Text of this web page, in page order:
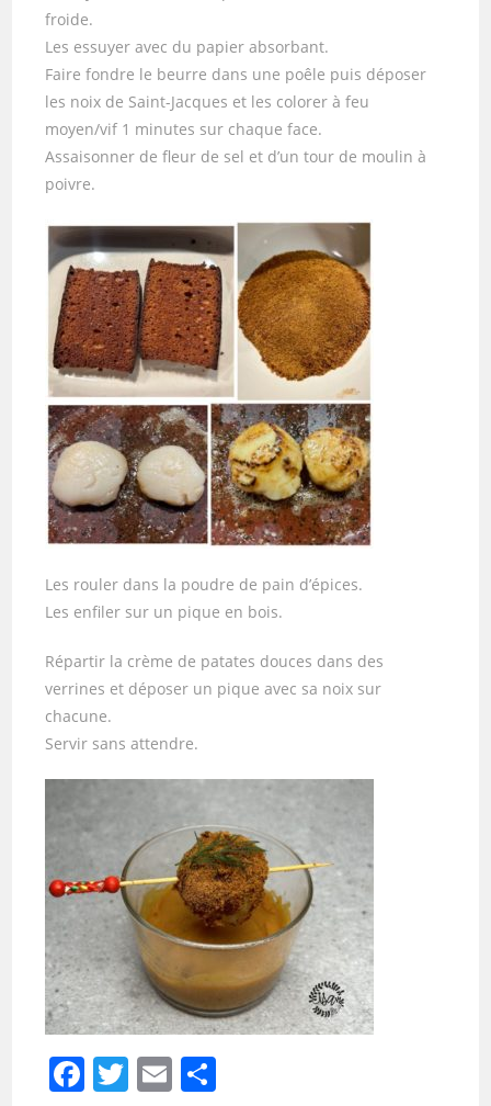
froide.
Les essuyer avec du papier absorbant.
Faire fondre le beurre dans une poêle puis déposer
les noix de Saint-Jacques et les colorer à feu
moyen/vif 1 minutes sur chaque face.
Assaisonner de fleur de sel et d’un tour de moulin à
poivre.
Les rouler dans la poudre de pain d’épices.
Les enfiler sur un pique en bois.
Répartir la crème de patates douces dans des
verrines et déposer un pique avec sa noix sur
chacune.
Servir sans attendre.
F T E